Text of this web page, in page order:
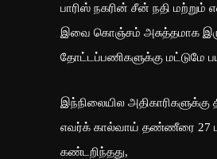
பாரிஸ் நகரின் சீன் நதி மற்றும்
இவை கொஞ்சம் அசுத்தமாக
தோட்டப்பணிகளுக்கு மட்டுமே
இந்நிலையில
எவர்க் கால்வாய் தண்ணீரை 27
கண்டறிந்தது,